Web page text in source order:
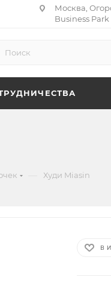
Москва,
Business Park
Худи Miasin
В